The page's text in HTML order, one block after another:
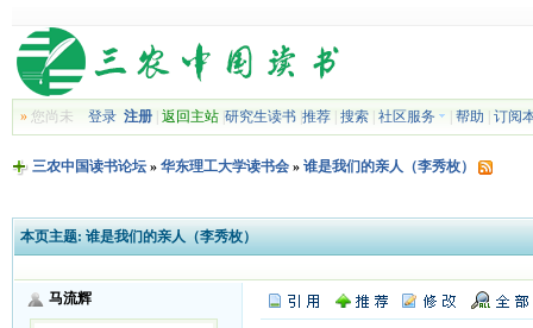
»您尚未 登录 注册| 返回主站| 研究生读书| 推荐| 搜索| 社区服务 帮助 订阅
三农中国读书论坛» 华东理工大学读书会» 谁是我们的亲人（李秀枚）
本页主题: 谁是我们的亲人（李秀枚）
马流辉